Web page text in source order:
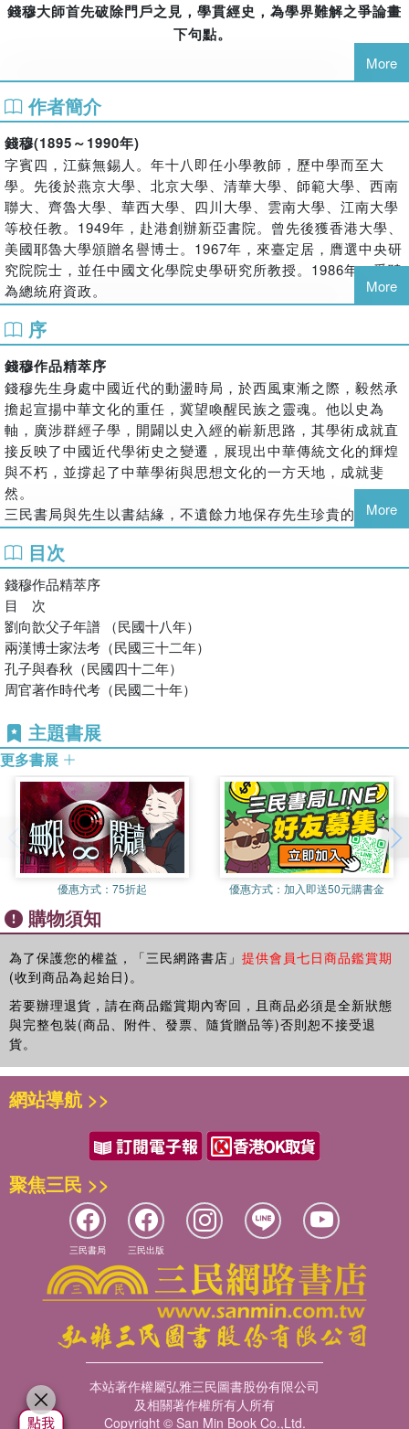
錢穆大師首先破除門戶之見，學貫經史，為學界難解之爭論畫
下句點。
清代乾嘉學者，窮研古籍經書稱治漢學，以與宋明理學家之宋
學有別。到了道光、咸豐、同治、光緒時期，乃至於民初，兩
漢的今古文之爭又再次引發學者討論，康有為主張今文，認定
劉歆是偽造古文經的罪魁禍首；章炳麟主張古文，認為劉歆對
經學的貢獻足以媲美孔子。
本書首章收錄〈劉向歆父子年譜〉，一一指出上述兩派學者的錯
誤，第二章為〈兩漢博士家法考〉，說明兩漢博士治經之所以有今
古文之別的真相；第三章〈孔子與春秋〉闡明公羊家的理論，符合
孔子春秋的精神；最末章〈周官著作時代考〉則在於證明《周官》
乃是後人偽作。
錢穆先生此書替晚清以來的經學今古文爭論，畫下一個句點，往上
回溯到乾嘉時期的漢宋之爭，也可以在這部論著裡面找到論斷的依
據。實為研究中國經學史首要研讀的一部經典之作。
【本書特色】
1.收錄錢穆成名之作〈劉向歆父子年譜〉。
2.
3.錢穆針對兩漢經學的研究精華，學術含金量極高。
4.對兩漢經學研究的意義重大。
More
作者簡介
錢穆(1895～1990年)
字賓四，江蘇無錫人。年十八即任小學教師，歷中學而至大
學。先後於燕京大學、北京大學、清華大學、師範大學、西南
聯大、齊魯大學、華西大學、四川大學、雲南大學、江南大學
等校任教。 1949年，赴港創辦新亞書院。曾先後獲香港大學、
美國耶魯大學頒贈名譽博士。 1967年，來臺定居，膺選中央研
究院院士，並任中國文化學院史學研究所教授。 1986年，受聘
為總統府資政。
賓四先生治學，大抵以史學為核心，廣涉諸經諸子之學，從而
自云「得力最深者莫如宋明儒」。其成就，直接反映了中國近
代學術史之變遷。畢生心力鑽研中國古典文獻，即使晚年苦於
眼疾，仍著作不輟，冀以喚醒中華民族文化之靈魂，儼然為晚
清以來，力抗西方文化洪流之中流砥柱。所著《先秦諸子繫
年》、《中國近三百年學術史》、《國史大綱》、《秦漢
史》、《兩漢經學今古文平議》、《朱子新學案》等八十餘
種，俱享譽中外學術界。
More
序
錢穆作品精萃序
錢穆先生身處中國近代的動盪時局，於西風東漸之際，毅然承
擔起宣揚中華文化的重任，冀望喚醒民族之靈魂。他以史為
軸，廣涉群經子學，開闢以史入經的嶄新思路，其學術成就直
接反映了中國近代學術史之變遷，展現出中華傳統文化的輝煌
與不朽，並撐起了中華學術與思想文化的一方天地，成就斐
然。
三民書局與先生以書結緣，不遺餘力地保存先生珍貴的學術思
想，希冀能為傳揚先生著作，以及承續傳統文化略盡綿薄。
自一九六九年十一月迄於一九九一年十二月，二十多年間，三
民書局總共出版了錢穆先生長達六十餘年（一九二三
九）之經典著作
期如下：
中國文化叢談 （一九六九年十一月）
中國史學名著 （一九七三年二月）
文化與教育 （一九七六年二月）
中國學術思想史論叢 ( ) （ 一九七六年六月）
國史新論 （一九七六年八月）
中國歷代政治得失 （一九七六年八月）
中國歷史精神
中國學術思想史論叢(二)（一九七七年二月）
世界局勢與中國文化 （ 一九七七年五月）
中國學術思想史論叢(三)（一九七七年七月）
中國學術思想史論叢(四)（
一九七八年一月）
黃帝 （一九七八年四月）
兩漢經學今古文平議 （
一九七八年七月）
中國學術思想史論叢
中國學術思想史論叢(六)（一九七八年十一月）
中國學術思想史論叢
(七)（一九七九年七月）
歷史與文化論叢 （一九七九年八月）
中國學術思想史論叢(八 )（一九八○年三月）
湖上閒思錄 （一九八○年九月）
人生十論
八十憶雙親‧師友雜憶（合刊） （一九八三年一月）
宋代理學三書隨劄
現代中國學術論衡 （一九八四年十二月）
一九八五年一月）
中華文化十二講
（一九八五年十一月）
朱子學提綱 （一九八六年一月）
先秦諸子繫年 （
一九八六年二月）
（一九八七年七月）
晚學盲言（上）（下） （一九八七年八月）
一九八八年一月）
論語新解 （一九八八年四月）
中國史學發微
（
一九八九年三月）
民族與文化
（一九八九年十二月）
中國思想通俗講話 （一九九○年一月）
More
目次
錢穆作品精萃序
目 次
劉向歆父子年譜 （民國十八年）
兩漢博士家法考（民國三十二年）
孔子與春秋（民國四十二年）
周官著作時代考（民國二十年）
主題書展
更多書展
優惠方式： 75折起 優惠方式： 加入即送50元購書金
購物須知
為了保護您的權益，「三民網路書店」 提供會員七日商品鑑賞期
(收到商品為起始日)。
若要辦理退貨，請在商品鑑賞期內寄回，且商品必須是全新狀態
與完整包裝(商品、附件、發票、隨貨贈品等)否則恕不接受退
貨。
網站導航 >>
聚焦三民 >>
三民書局 三民出版
本站著作權屬弘雅三民圖書股份有限公司
及相關著作權所有人所有
Copyright © San Min Book Co.,Ltd.